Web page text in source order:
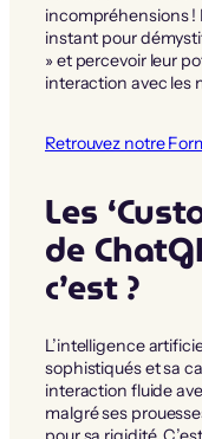
incompréhensions !
instant pour
» et percevoir leur
interaction avec les
Retrouvez notre
Les
de
c’est ?
L’intelligence
sophistiqués et sa
interaction fluide
malgré ses